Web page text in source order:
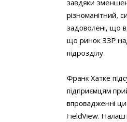
завдяки
різноманітний,
задоволені, що
що ринок ЗЗР
підрозділу.
Франк Хатке
підприємцям
впровадженні
FieldView.